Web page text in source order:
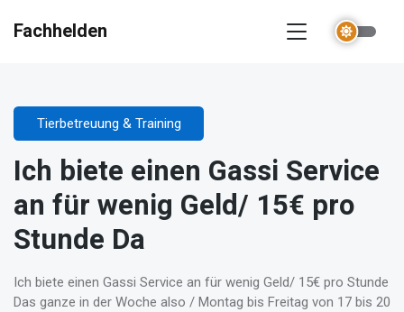
Fachhelden
Tierbetreuung & Training
Ich biete einen Gassi Service
an für wenig Geld/ 15€ pro
Stunde Da
Ich biete einen Gassi Service an für wenig Geld/ 15€ pro Stunde
Das ganze in der Woche also / Montag bis Freitag von 17 bis 20